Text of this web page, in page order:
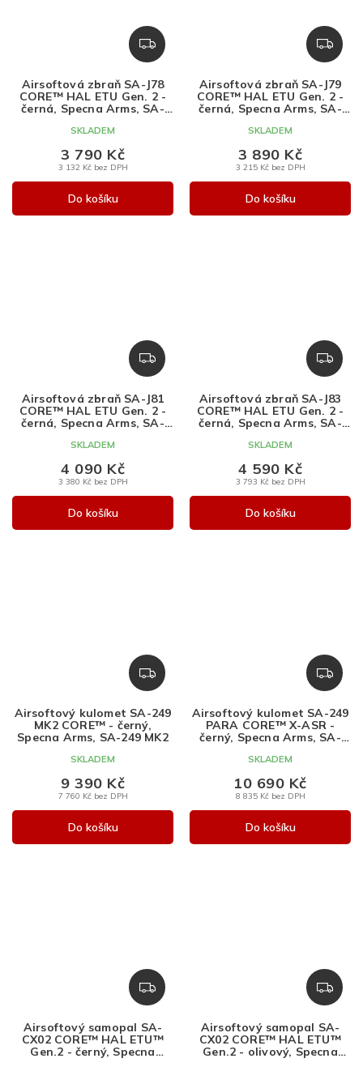
Z
D
R
M
Airsoftová zbraň SA-J78
CORE™ HAL ETU Gen. 2 -
černá, Specna Arms, SA-
SKLADEM
3 132 Kč bez DPH
3 790 Kč
Do košíku
Z
D
R
M
Airsoftová zbraň SA-J79
CORE™ HAL ETU Gen. 2 -
černá, Specna Arms, SA-
SKLADEM
3 215 Kč bez DPH
3 890 Kč
Do košíku
Z
D
R
M
Airsoftová zbraň SA-J81
CORE™ HAL ETU Gen. 2 -
černá, Specna Arms, SA-
SKLADEM
3 380 Kč bez DPH
4 090 Kč
Do košíku
Z
D
R
M
Airsoftová zbraň SA-J83
CORE™ HAL ETU Gen. 2 -
černá, Specna Arms, SA-
SKLADEM
3 793 Kč bez DPH
4 590 Kč
Do košíku
Z
D
R
M
Airsoftový kulomet SA-249
MK2 CORE™ - černý,
Specna Arms, SA-249 MK2
SKLADEM
7 760 Kč bez DPH
9 390 Kč
Do košíku
Z
D
R
M
Airsoftový kulomet SA-249
PARA CORE™ X-ASR -
černý, Specna Arms, SA-
SKLADEM
8 835 Kč bez DPH
10 690 Kč
Do košíku
Z
D
R
M
Airsoftový samopal SA-
CX02 CORE™ HAL ETU™
Gen.2 - černý, Specna
Z
D
R
M
Airsoftový samopal SA-
CX02 CORE™ HAL ETU™
Gen.2 - olivový, Specna